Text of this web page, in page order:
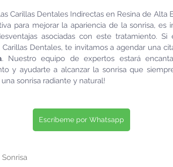
Carillas Dentales Indirectas en Resina de Alta
para mejorar la apariencia de la sonrisa, es
asociadas con este tratamiento. Si
Dentales, te invitamos a agendar una
. Nuestro equipo de expertos estará
y ayudarte a alcanzar la sonrisa que
sonrisa radiante y natural!
Escríbeme por Whatsapp